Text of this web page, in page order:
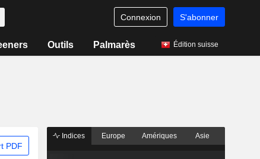
Connexion S'abonner
Outils Palmarès Édition suisse
PDF
Indices Europe Amériques Asie